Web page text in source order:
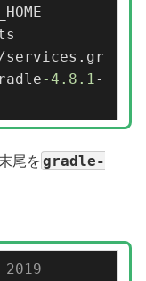
-4.8 .1-
尾をgradle-